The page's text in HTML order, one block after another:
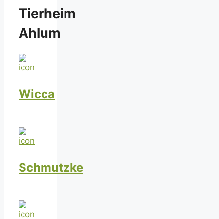
Tierheim
Ahlum
Wicca
Schmutzke